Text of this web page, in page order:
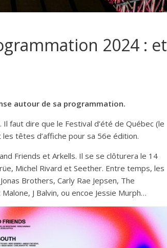
2024 : et
autour de sa programmation.
faut dire que le Festival d’été de Québec (le
têtes d’affiche pour sa 56e édition.
Friends et Arkells. Il se se clôturera le 14
Michel Rivard et Seether. Entre temps, les
Brothers, Carly Rae Jepsen, The
J Balvin, ou encoe Jessie Murph…